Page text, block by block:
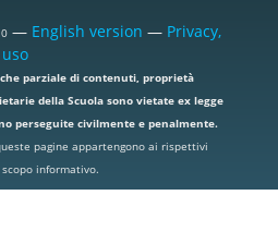
— English version — Privacy,
parziale di contenuti, proprietà
della Scuola sono vietate ex legge
perseguite civilmente e penalmente.
pagine appartengono ai rispettivi
informativo.